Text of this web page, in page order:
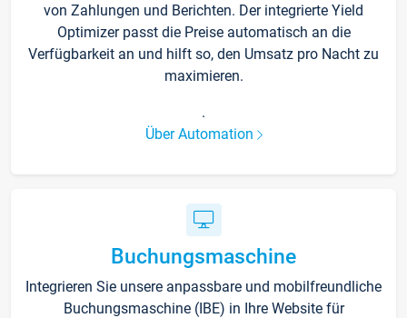
von Zahlungen und Berichten. Der integrierte Yield
Optimizer passt die Preise automatisch an die
Verfügbarkeit an und hilft so, den Umsatz pro Nacht zu
maximieren.
.
Über Automation
Buchungsmaschine
Integrieren Sie unsere anpassbare und mobilfreundliche
Buchungsmaschine (IBE) in Ihre Website für